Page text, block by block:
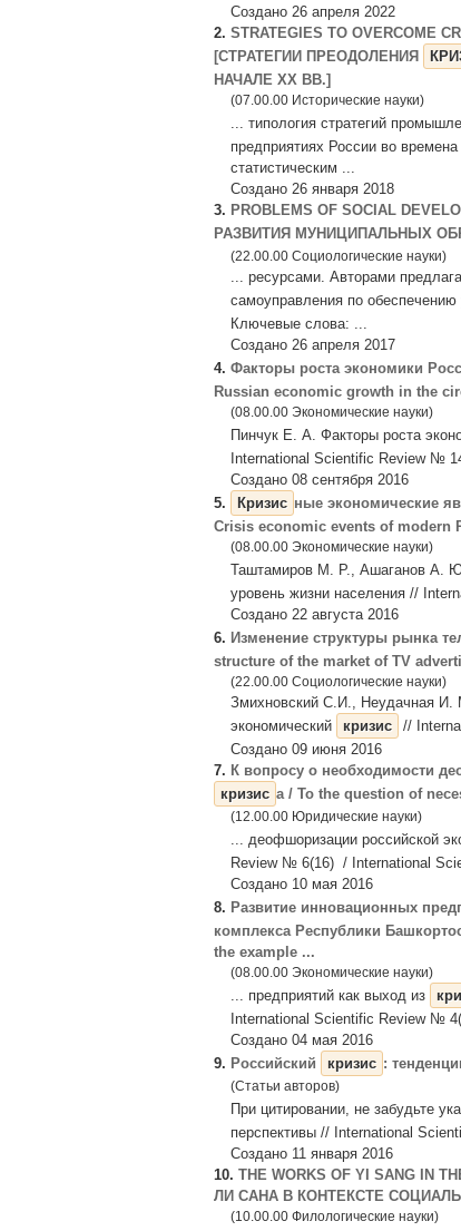
Создано 26 апреля 2022
2. STRATEGIES TO OVERCOME
[СТРАТЕГИИ ПРЕОДОЛЕНИЯ
НАЧАЛЕ ХХ ВВ.]
(07.00.00 Исторические науки)
... типология стратегий
предприятиях России во
статистическим ...
Создано 26 января 2018
3. PROBLEMS OF SOCIAL
РАЗВИТИЯ МУНИЦИПАЛЬНЫХ
(22.00.00 Социологические науки)
... ресурсами. Авторами
самоуправления по обеспечению
Ключевые слова: ...
Создано 26 апреля 2017
4. Факторы роста экономики
Russian economic growth in the
(08.00.00 Экономические науки)
Пинчук Е. А. Факторы роста
International Scientific Review №
Создано 08 сентября 2016
5.
Кризис ные экономические
Crisis economic events of modern
(08.00.00 Экономические науки)
Таштамиров М. Р., Ашаганов А.
уровень жизни населения //
Создано 22 августа 2016
6. Изменение структуры рынка
structure of the market of TV
(22.00.00 Социологические науки)
Змихновский С.И., Неудачная И.
экономический
кризис
//
Создано 09 июня 2016
7. К вопросу о необходимости
кризис а / To the question of
(12.00.00 Юридические науки)
... деофшоризации российской
Review № 6(16) / International
Создано 10 мая 2016
8. Развитие инновационных
комплекса Республики
the example ...
(08.00.00 Экономические науки)
... предприятий как выход из
International Scientific Review №
Создано 04 мая 2016
9. Российский кризис :
(Статьи авторов)
При цитировании, не забудьте
перспективы // International
Создано 11 января 2016
10. THE WORKS OF YI SANG IN
ЛИ САНА В КОНТЕКСТЕ
(10.00.00 Филологические науки)